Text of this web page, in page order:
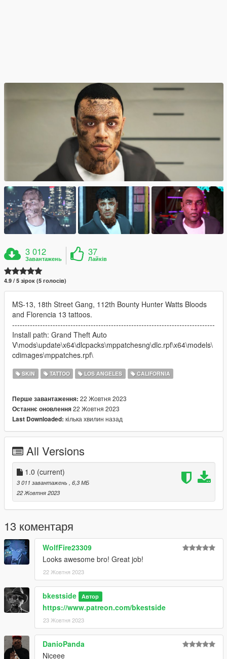
3 012
Завантажень
37
Лайків
4.9 / 5 зірок (5 голосів)
MS-13, 18th Street Gang, 112th Bounty Hunter Watts Bloods
and Florencia 13 tattoos.
--------------------------------------------------------------------------------
Install path: Grand Theft Auto
V\mods\update\x64\dlcpacks\mppatchesng\dlc.rpf\x64\models\
cdimages\mppatches.rpf\
SKIN TATTOO LOS ANGELES CALIFORNIA
Перше завантаження: 22 Жовтня 2023
Останнє оновлення22 Жовтня 2023
Last Downloaded: кілька хвилин назад
All Versions
1.0 (current)
3 011 завантажень
, 6,3 МБ
22 Жовтня 2023
13 коментаря
WolfFire23309
Looks awesome bro! Great job!
22 Жовтня 2023
bkestside Автор
https://www.patreon.com/bkestside
23 Жовтня 2023
DanioPanda
Niceee